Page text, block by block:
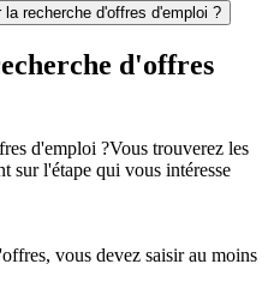
recherche d'offres d'emploi ?
d'offres
d'emploi ?Vous trouverez les
sur l'étape qui vous intéresse
vous devez saisir au moins